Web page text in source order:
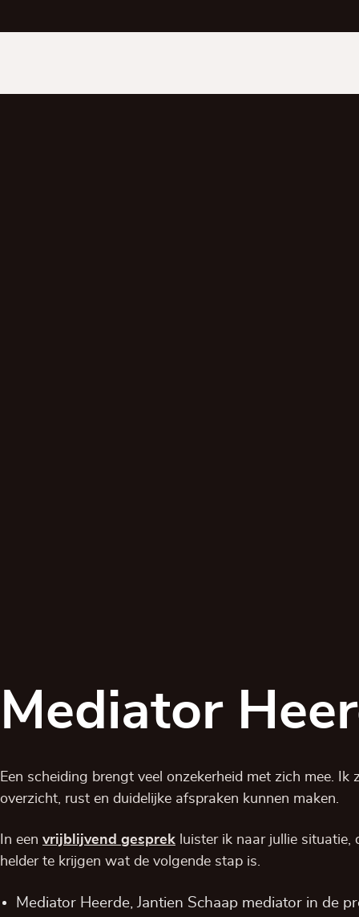
Mediator
Een scheiding brengt veel onzekerheid met zich mee.
overzicht, rust en duidelijke afspraken kunnen maken.
In een vrijblijvend gesprek luister ik naar jullie situatie,
helder te krijgen wat de volgende stap is.
Mediator Heerde, Jantien Schaap mediator in de